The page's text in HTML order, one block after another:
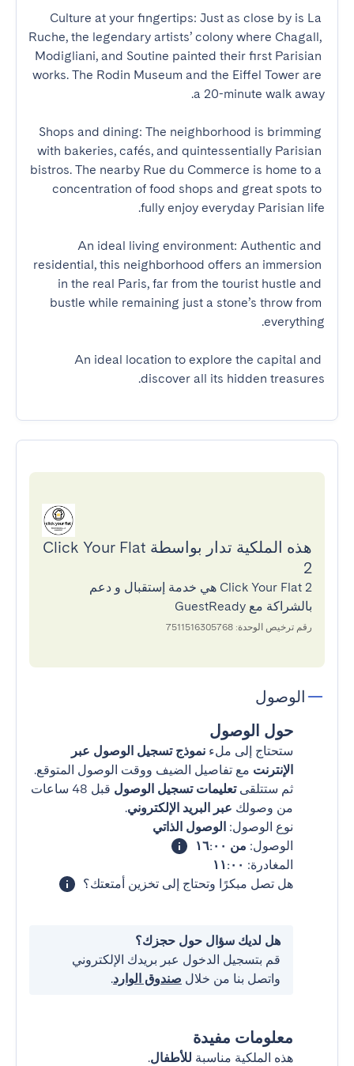
Culture at your fingertips: Just as close by is La
Ruche, the legendary artists’ colony where Chagall,
Modigliani, and Soutine painted their first Parisian
works. The Rodin Museum and the Eiffel Tower are
Shops and dining: The neighborhood is brimming
with bakeries, cafés, and quintessentially Parisian
bistros. The nearby Rue du Commerce is home to a
concentration of food shops and great spots to
An ideal living environment: Authentic and
residential, this neighborhood offers an immersion
in the real Paris, far from the tourist hustle and
bustle while remaining just a stone’s throw from
An ideal location to explore the capital and
discover all its hidden treasures.
هذه الملكية تدار بواسطة Click Your Flat
2
Click Your Flat 2 هي خدمة إستقبال و دعم
بالشراكة مع GuestReady
رقم ترخيص الوحدة: 7511516305768
الوصول
حول الوصول
ستحتاج إلى ملء نموذج تسجيل الوصول عبر
الإنترنت مع تفاصيل الضيف ووقت الوصول المتوقع.
ثم ستتلقىتعليمات تسجيل الوصول
قبل 48 ساعات
من وصولك عبر البريد الإلكتروني.
نوع الوصول: الوصول الذاتي
الوصول: من ١٦:٠٠
المغادرة: ١١:٠٠
هل تصل مبكرًا وتحتاج إلى تخزين أمتعتك؟
هل لديك سؤال حول حجزك؟
قم بتسجيل الدخول عبر بريدك الإلكتروني
واتصل بنا من خلال صندوق الوارد.
معلومات مفيدة
هذه الملكية مناسبة للأطفال.